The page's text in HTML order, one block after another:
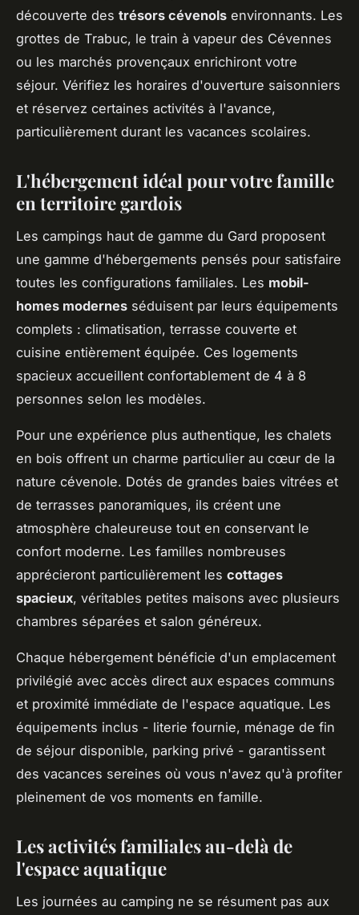
découverte des trésors cévenols environnants. Les
grottes de Trabuc, le train à vapeur des Cévennes
ou les marchés provençaux enrichiront votre
séjour. Vérifiez les horaires d'ouverture saisonniers
et réservez certaines activités à l'avance,
particulièrement durant les vacances scolaires.
L'hébergement idéal pour votre famille
en territoire gardois
Les campings haut de gamme du Gard proposent
une gamme d'hébergements pensés pour satisfaire
toutes les configurations familiales. Les mobil-
homes modernes séduisent par leurs équipements
complets : climatisation, terrasse couverte et
cuisine entièrement équipée. Ces logements
spacieux accueillent confortablement de 4 à 8
personnes selon les modèles.
Pour une expérience plus authentique, les chalets
en bois offrent un charme particulier au cœur de la
nature cévenole. Dotés de grandes baies vitrées et
de terrasses panoramiques, ils créent une
atmosphère chaleureuse tout en conservant le
confort moderne. Les familles nombreuses
apprécieront particulièrement les cottages
spacieux, véritables petites maisons avec plusieurs
chambres séparées et salon généreux.
Chaque hébergement bénéficie d'un emplacement
privilégié avec accès direct aux espaces communs
et proximité immédiate de l'espace aquatique. Les
équipements inclus - literie fournie, ménage de fin
de séjour disponible, parking privé - garantissent
des vacances sereines où vous n'avez qu'à profiter
pleinement de vos moments en famille.
Les activités familiales au-delà de
l'espace aquatique
Les journées au camping ne se résument pas aux